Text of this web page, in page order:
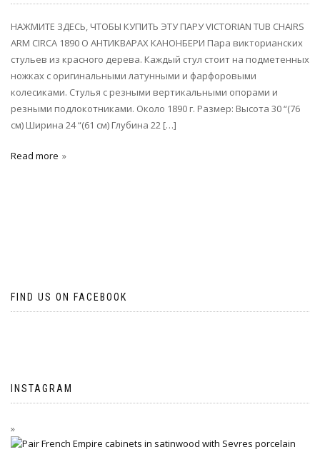
НАЖМИТЕ ЗДЕСЬ, ЧТОБЫ КУПИТЬ ЭТУ ПАРУ VICTORIAN TUB CHAIRS
ARM CIRCA 1890 О АНТИКВАРАХ КАНОНБЕРИ Пара викторианских
стульев из красного дерева. Каждый стул стоит на подметенных
ножках с оригинальными латунными и фарфоровыми
колесиками. Стулья с резными вертикальными опорами и
резными подлокотниками. Около 1890 г. Размер: Высота 30 “(76
см) Ширина 24 “(61 см) Глубина 22 […]
Read more
FIND US ON FACEBOOK
INSTAGRAM